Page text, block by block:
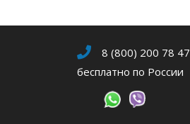
8 (800) 200 78 47
бесплатно по России